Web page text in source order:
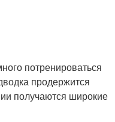
потренироваться
продержится
получаются широкие